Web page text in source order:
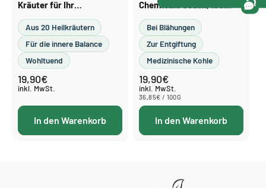
Kräuter für Ihr
Wohlbefinden, 150 g
Aus 20 Heilkräutern
Für die innere Balance
Wohltuend
Normaler
Preis
19,90€
inkl. MwSt.
In den Warenkorb
Chemicals Codex, 180
Stück
Bei Blähungen
Zur Entgiftung
Medizinische Kohle
Normaler
Preis
19,90€
inkl. MwSt.
STÜCKPREIS
36,85€ / PRO
100G
In den Warenkorb